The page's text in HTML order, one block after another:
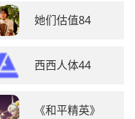
她们估值84
西西人体44
《和平精英》